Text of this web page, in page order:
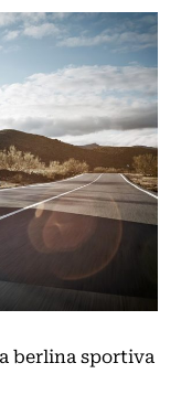
berlina sportiva